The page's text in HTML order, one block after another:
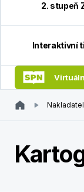
2. stupeň
Interaktivní